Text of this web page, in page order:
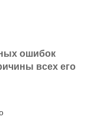
ошибок
всех его